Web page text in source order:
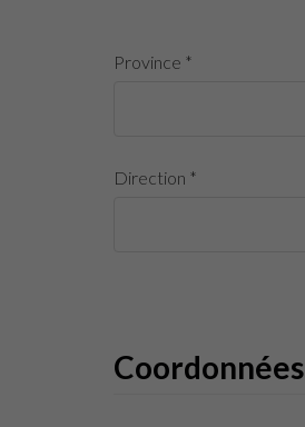
Province *
Direction *
Coordonnées